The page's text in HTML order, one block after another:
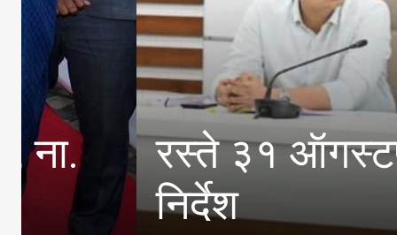
रस्ते ३१ ऑगस्टपर्यंत
निर्देश